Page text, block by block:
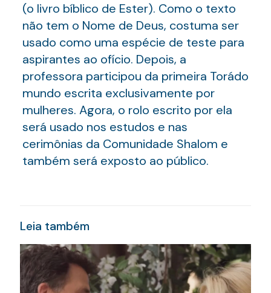
(o livro bíblico de Ester). Como o texto
não tem o Nome de Deus, costuma ser
usado como uma espécie de teste para
aspirantes ao ofício. Depois, a
professora participou da primeira Torádo
mundo escrita exclusivamente por
mulheres. Agora, o rolo escrito por ela
será usado nos estudos e nas
cerimônias da Comunidade Shalom e
também será exposto ao público.
Leia também